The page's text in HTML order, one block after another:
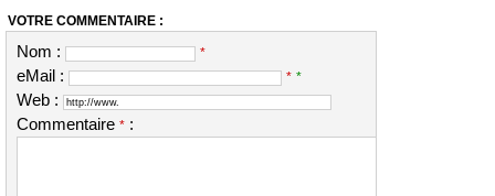
VOTRE COMMENTAIRE :
Nom : *
eMail : * *
Web :
Commentaire * :